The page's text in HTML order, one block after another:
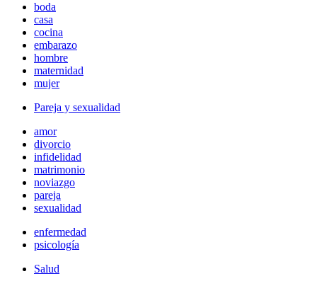
boda
casa
cocina
embarazo
hombre
maternidad
mujer
Pareja y sexualidad
amor
divorcio
infidelidad
matrimonio
noviazgo
pareja
sexualidad
enfermedad
psicología
Salud